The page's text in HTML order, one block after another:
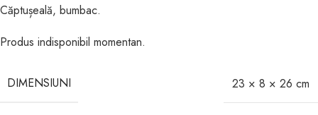
Căptușeală, bumbac.
Produs indisponibil momentan.
DIMENSIUNI 23 × 8 × 26 cm